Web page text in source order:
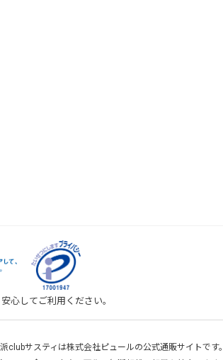
心してご利用ください。
clubサスティは株式会社ピュールの公式通販サイトです。